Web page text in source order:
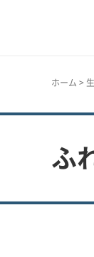
ホーム >
ふ